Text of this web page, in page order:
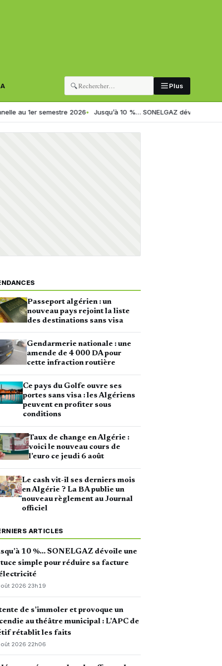
🔍 Plus
2026 Jusqu’à 10 %… SONELGAZ dévoile une astuce
Passeport algérien : un
nouveau pays rejoint la liste
des destinations sans visa
Gendarmerie nationale : une
amende de 4 000 DA pour
cette infraction routière
Ce pays du Golfe ouvre ses
portes sans visa : les Algériens
peuvent en profiter sous
conditions
Taux de change en Algérie :
voici le nouveau cours de
l’euro ce jeudi 6 août
Le cash vit-il ses derniers mois
en Algérie ? La BA publie un
nouveau règlement au Journal
officiel
ARTICLES
10 %… SONELGAZ dévoile une
simple pour réduire sa facture
2026·23h19
de s’immoler et provoque un
au théâtre municipal : L’APC de
rétablit les faits
2026·22h06